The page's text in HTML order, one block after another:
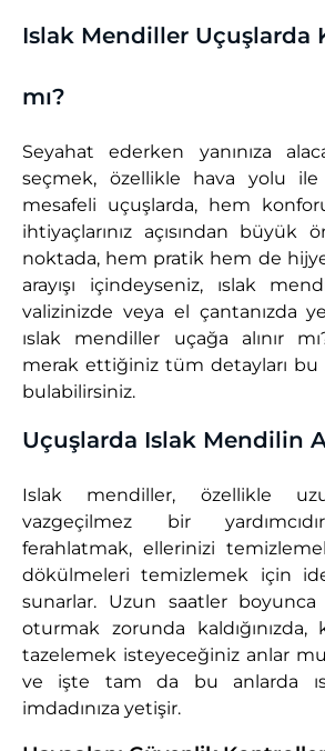
Islak Mendiller Uçuşlarda
mı?
Seyahat ederken yanınıza
seçmek, özellikle hava yolu ile
mesafeli uçuşlarda, hem
ihtiyaçlarınız açısından büyük
noktada, hem pratik hem de
arayışı içindeyseniz, ıslak
valizinizde veya el çantanızda
ıslak mendiller uçağa alınır
merak ettiğiniz tüm detayları bu
bulabilirsiniz.
Uçuşlarda Islak Mendilin
Islak mendiller, özellikle
vazgeçilmez bir
ferahlatmak, ellerinizi
dökülmeleri temizlemek için
sunarlar. Uzun saatler
oturmak zorunda kaldığınızda,
tazelemek isteyeceğiniz anlar
ve işte tam da bu anlarda
imdadınıza yetişir.